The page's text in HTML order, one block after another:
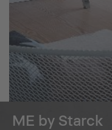
ME by Starck